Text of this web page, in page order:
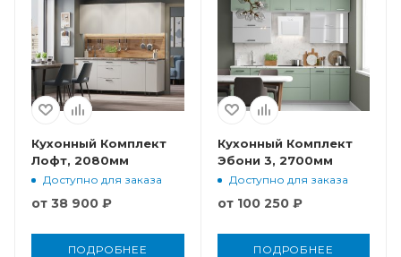
Кухонный Комплект
Лофт, 2080мм
Доступно для заказа
от 38 900 ₽
ПОДРОБНЕЕ
Кухонный Комплект
Эбони 3, 2700мм
Доступно для заказа
от 100 250 ₽
ПОДРОБНЕЕ